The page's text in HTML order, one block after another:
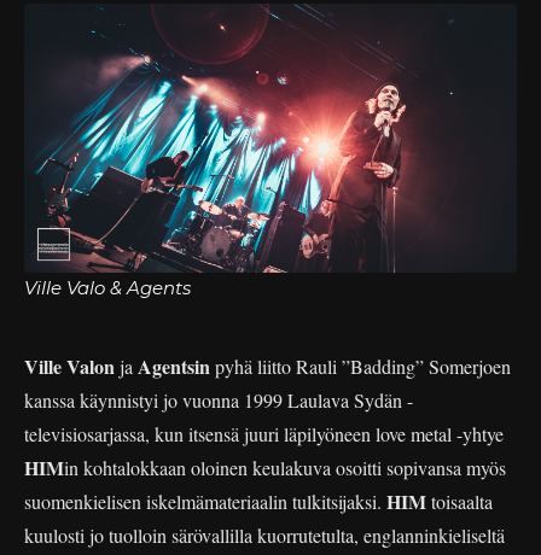
Ville Valo & Agents
Ville Valonja Agentsinpyhä liitto Rauli ”Badding” Somerjoen
kanssa käynnistyi jo vuonna 1999 Laulava Sydän -
televisiosarjassa, kun itsensä juuri läpilyöneen love metal -yhtye
HIMin kohtalokkaan oloinen keulakuva osoitti sopivansa myös
suomenkielisen iskelmämateriaalin tulkitsijaksi. HIMtoisaalta
kuulosti jo tuolloin särövallilla kuorrutetulta, englanninkieliseltä